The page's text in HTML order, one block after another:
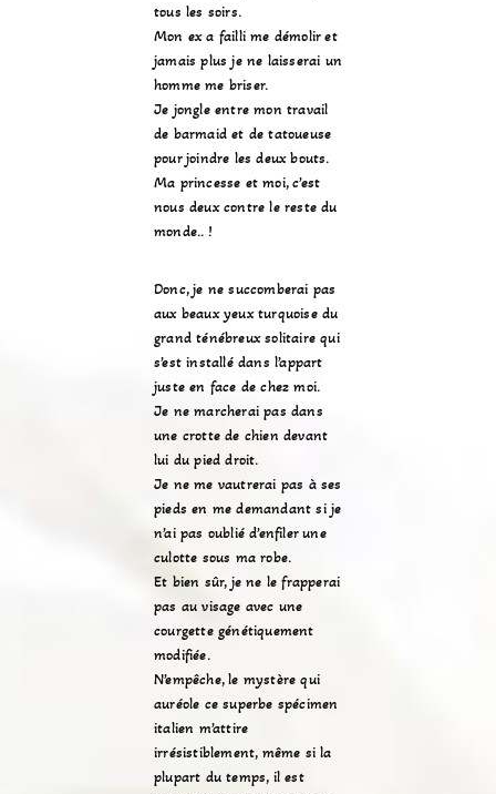
tous les soirs.
Mon ex a failli me démolir et
jamais plus je ne laisserai un
homme me briser.
Je jongle entre mon travail
de barmaid et de tatoueuse
pour joindre les deux bouts.
Ma princesse et moi, c’est
nous deux contre le reste du
monde.. !
Donc, je ne succomberai pas
aux beaux yeux turquoise du
grand ténébreux solitaire qui
s’est installé dans l’appart
juste en face de chez moi.
Je ne marcherai pas dans
une crotte de chien devant
lui du pied droit.
Je ne me vautrerai pas à ses
pieds en me demandant si je
n’ai pas oublié d’enfiler une
culotte sous ma robe.
Et bien sûr, je ne le frapperai
pas au visage avec une
courgette génétiquement
modifiée.
N’empêche, le mystère qui
auréole ce superbe spécimen
italien m’attire
irrésistiblement, même si la
plupart du temps, il est